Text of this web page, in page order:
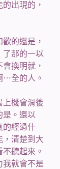
出現的，
的還是，
了那的一以
換明就，
⋯全的人。
機會滑後
是。還以
的經過什
，清楚到大
聽起來。
我就會不是